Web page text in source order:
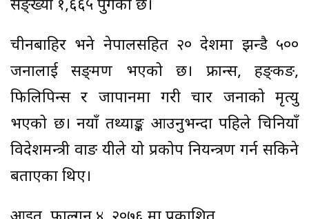
सङ्ख्या १,६६५ पुगेको छ।
चीनबाहिर भने नेपालसहित २० देशमा झन्डै ५००
जनालाई सङ्क्रमण भएको छ। फ्रान्स, हङ्‍कङ,
फिलिपिन्स र जापानमा गरी चार जनाको मृत्यु
भएको छ। नयाँ तथ्याङ्क आउनुभन्दा पहिले चिनियाँ
विदेशमन्त्री वाङ यीले यो प्रकोप नियन्त्रण गर्न सकिने
बताएका थिए।